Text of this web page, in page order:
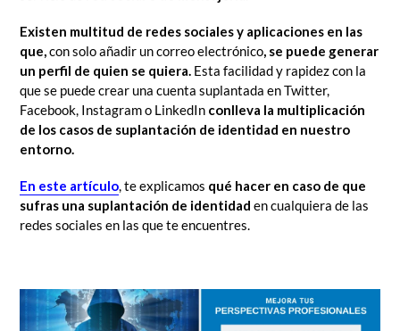
Existen multitud de redes sociales y aplicaciones en las
que,con solo añadir un correo electrónico, se puede generar
un perfil de quien se quiera. Esta facilidad y rapidez con la
que se puede crear una cuenta suplantada en Twitter,
Facebook, Instagram o LinkedIn conlleva la multiplicación
de los casos de suplantación de identidad en nuestro
entorno.
En este artículo, te explicamos qué hacer en caso de que
sufras una suplantación de identidad en cualquiera de las
redes sociales en las que te encuentres.